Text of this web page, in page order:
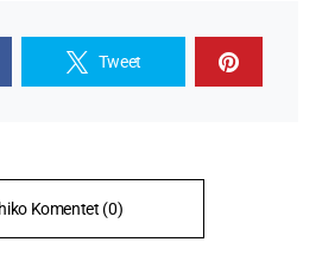
Tweet
Komentet (0)